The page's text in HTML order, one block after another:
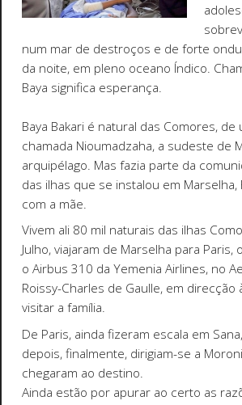
num mar de destroços e de forte
da noite, em pleno oceano Índico.
Baya significa esperança.
Baya Bakari é natural das Comores, de
chamada Nioumadzaha, a sudeste de
arquipélago. Mas fazia parte da
das ilhas que se instalou em Marselha,
com a mãe.
Vivem ali 80 mil naturais das ilhas
Julho, viajaram de Marselha para Paris,
o Airbus 310 da Yemenia Airlines, no
Roissy-Charles de Gaulle, em direcção
visitar a família.
De Paris, ainda fizeram escala em
depois, finalmente, dirigiam-se a
chegaram ao destino.
Ainda estão por apurar ao certo as